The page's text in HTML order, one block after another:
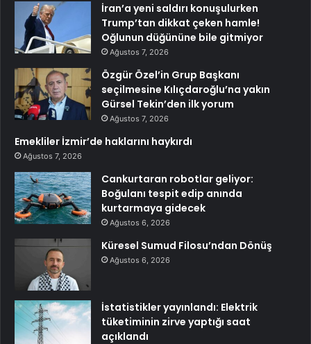
İran’a yeni saldırı konuşulurken
Trump’tan dikkat çeken hamle!
Oğlunun düğününe bile gitmiyor
Ağustos 7, 2026
Özgür Özel’in Grup Başkanı
seçilmesine Kılıçdaroğlu’na yakın
Gürsel Tekin’den ilk yorum
Ağustos 7, 2026
Emekliler İzmir’de haklarını haykırdı
Ağustos 7, 2026
Cankurtaran robotlar geliyor:
Boğulanı tespit edip anında
kurtarmaya gidecek
Ağustos 6, 2026
Küresel Sumud Filosu’ndan Dönüş
Ağustos 6, 2026
İstatistikler yayınlandı: Elektrik
tüketiminin zirve yaptığı saat
açıklandı